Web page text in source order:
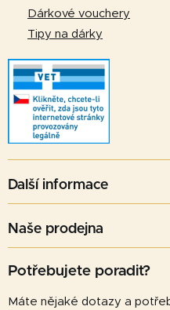
Dárkové vouchery
Tipy na dárky
Další informace
Naše prodejna
Potřebujete poradit?
Máte nějaké dotazy a